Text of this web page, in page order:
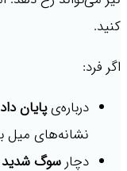
کنید.
اگر فرد:
درباره‌یپایان
نشانه‌های میل
دچارسوگ شدید